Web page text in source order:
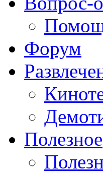
Форум
Полезное